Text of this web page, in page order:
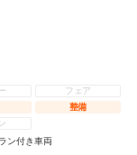
フェア
整備
ン付き車両